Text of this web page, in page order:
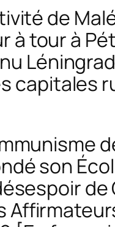
de
à tour à
capitales
son